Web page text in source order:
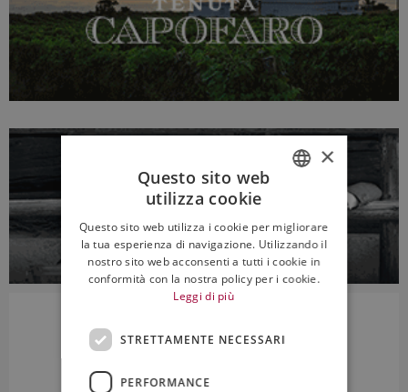
ENGLISH
×
Questo sito web
utilizza cookie
Questo sito web utilizza i cookie per migliorare
la tua esperienza di navigazione. Utilizzando il
nostro sito web acconsenti a tutti i cookie in
conformità con la nostra policy per i cookie.
Leggi di più
STRETTAMENTE NECESSARI
PERFORMANCE